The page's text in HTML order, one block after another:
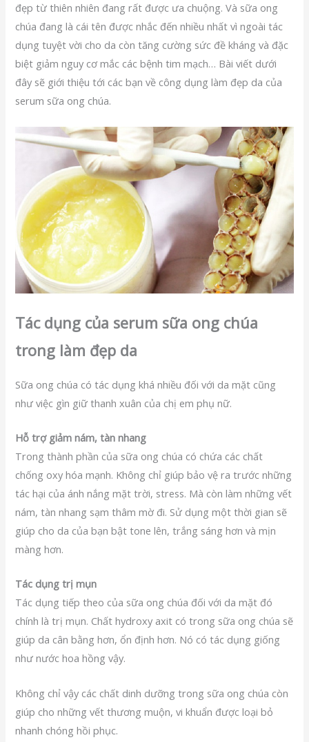
đẹp từ thiên nhiên đang rất được ưa chuộng. Và sữa ong
chúa đang là cái tên được nhắc đến nhiều nhất vì ngoài tác
dụng tuyệt vời cho da còn tăng cường sức đề kháng và đặc
biệt giảm nguy cơ mắc các bệnh tim mạch… Bài viết dưới
đây sẽ giới thiệu tới các bạn về công dụng làm đẹp da của
serum sữa ong chúa.
Tác dụng của serum sữa ong chúa
trong làm đẹp da
Sữa ong chúa có tác dụng khá nhiều đối với da mặt cũng
như việc gìn giữ thanh xuân của chị em phụ nữ.
Hỗ trợ giảm nám, tàn nhang
Trong thành phần của sữa ong chúa có chứa các chất
chống oxy hóa mạnh. Không chỉ giúp bảo vệ ra trước những
tác hại của ánh nắng mặt trời, stress. Mà còn làm những vết
nám, tàn nhang sạm thâm mờ đi. Sử dụng một thời gian sẽ
giúp cho da của bạn bật tone lên, trắng sáng hơn và mịn
màng hơn.
Tác dụng trị mụn
Tác dụng tiếp theo của sữa ong chúa đối với da mặt đó
chính là trị mụn. Chất hydroxy axit có trong sữa ong chúa sẽ
giúp da cân bằng hơn, ổn định hơn. Nó có tác dụng giống
như nước hoa hồng vậy.
Không chỉ vậy các chất dinh dưỡng trong sữa ong chúa còn
giúp cho những vết thương muộn, vi khuẩn được loại bỏ
nhanh chóng hồi phục.